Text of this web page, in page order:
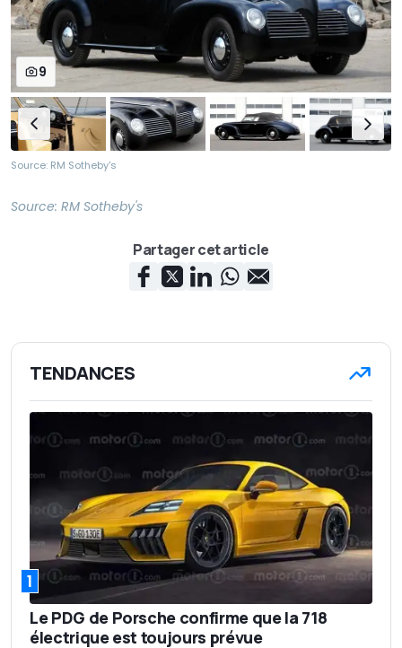
9
Source: RM Sotheby's
Source: RM Sotheby's
Partager cet article
TENDANCES
1
Le PDG de Porsche confirme que la 718
électrique est toujours prévue